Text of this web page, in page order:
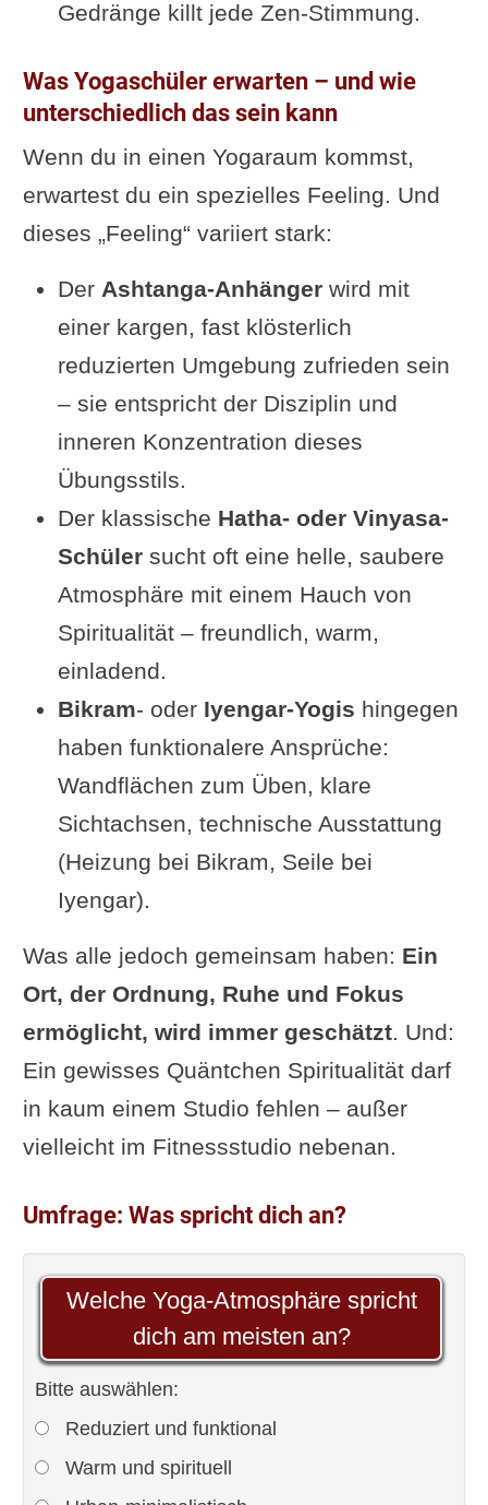
Gedränge killt jede Zen-Stimmung.
Was Yogaschüler erwarten – und wie
unterschiedlich das sein kann
Wenn du in einen Yogaraum kommst,
erwartest du ein spezielles Feeling. Und
dieses „Feeling“ variiert stark:
Der Ashtanga-Anhängerwird mit
einer kargen, fast klösterlich
reduzierten Umgebung zufrieden sein
– sie entspricht der Disziplin und
inneren Konzentration dieses
Übungsstils.
Der klassische Hatha- oder Vinyasa-
Schülersucht oft eine helle, saubere
Atmosphäre mit einem Hauch von
Spiritualität – freundlich, warm,
einladend.
Bikram- oder Iyengar-Yogis hingegen
haben funktionalere Ansprüche:
Wandflächen zum Üben, klare
Sichtachsen, technische Ausstattung
(Heizung bei Bikram, Seile bei
Iyengar).
Was alle jedoch gemeinsam haben: Ein
Ort, der Ordnung, Ruhe und Fokus
ermöglicht, wird immer geschätzt. Und:
Ein gewisses Quäntchen Spiritualität darf
in kaum einem Studio fehlen – außer
vielleicht im Fitnessstudio nebenan.
Umfrage: Was spricht dich an?
Welche Yoga-Atmosphäre spricht
dich am meisten an?
Bitte auswählen:
Reduziert und funktional
Warm und spirituell